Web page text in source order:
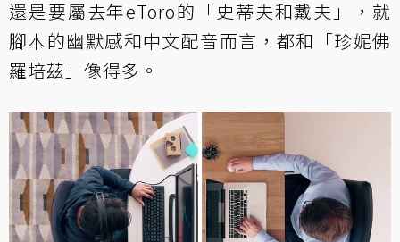
還是要屬去年eToro的「史蒂夫和戴夫」，就
腳本的幽默感和中文配音而言，都和「珍妮佛
羅培茲」像得多。